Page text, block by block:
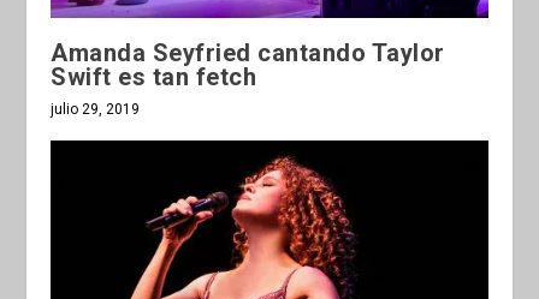
Amanda Seyfried cantando Taylor
Swift es tan fetch
julio 29, 2019